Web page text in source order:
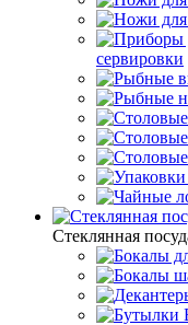
сервировки
Стеклянная